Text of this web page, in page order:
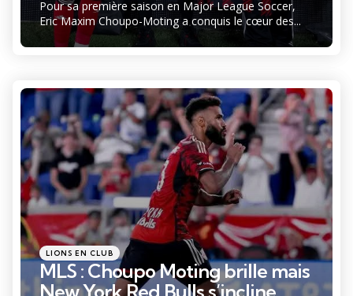
Pour sa première saison en Major League Soccer,
Eric Maxim Choupo-Moting a conquis le cœur des...
Catégories
Posté
dans
LIONS EN CLUB
MLS : Choupo Moting brille mais